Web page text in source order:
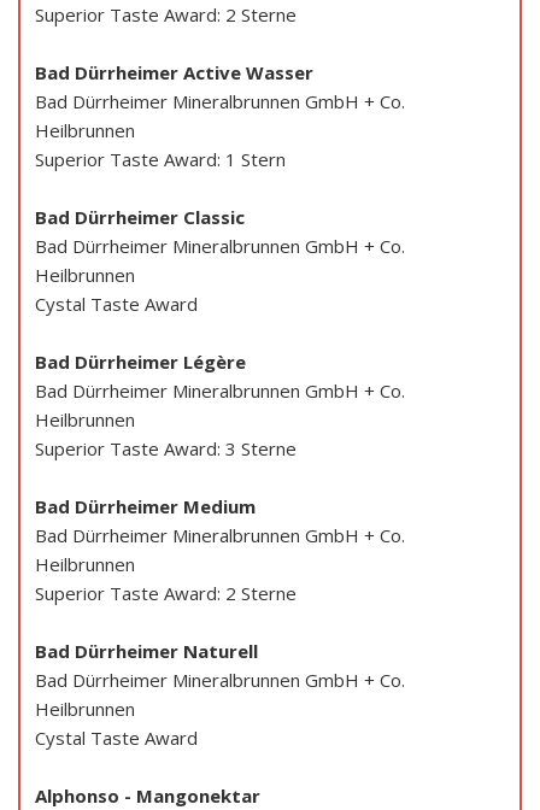
Superior Taste Award: 2 Sterne
Bad Dürrheimer Active Wasser
Bad Dürrheimer Mineralbrunnen GmbH + Co.
Heilbrunnen
Superior Taste Award: 1 Stern
Bad Dürrheimer Classic
Bad Dürrheimer Mineralbrunnen GmbH + Co.
Heilbrunnen
Cystal Taste Award
Bad Dürrheimer Légère
Bad Dürrheimer Mineralbrunnen GmbH + Co.
Heilbrunnen
Superior Taste Award: 3 Sterne
Bad Dürrheimer Medium
Bad Dürrheimer Mineralbrunnen GmbH + Co.
Heilbrunnen
Superior Taste Award: 2 Sterne
Bad Dürrheimer Naturell
Bad Dürrheimer Mineralbrunnen GmbH + Co.
Heilbrunnen
Cystal Taste Award
Alphonso - Mangonektar